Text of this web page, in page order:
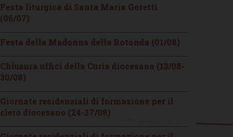
Festa liturgica di Santa Maria Goretti
(06/07)
Festa della Madonna della Rotonda (01/08)
Chiusura uffici della Curia diocesana (13/08-
30/08)
Giornate residenziali di formazione per il
clero diocesano (24-27/08)